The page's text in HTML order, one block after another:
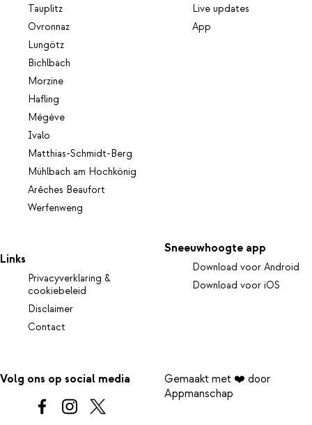
Tauplitz
Ovronnaz
Lungötz
Bichlbach
Morzine
Hafling
Mégève
Ivalo
Matthias-Schmidt-Berg
Mühlbach am Hochkönig
Arêches Beaufort
Werfenweng
Live updates
App
Links
Privacyverklaring &
cookiebeleid
Disclaimer
Contact
Sneeuwhoogte app
Download voor Android
Download voor iOS
Volg ons op social media
Gemaakt met ❤️ door
Appmanschap